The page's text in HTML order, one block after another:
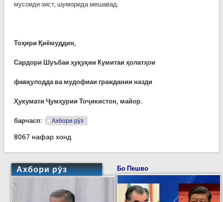
мусоиди зист, шуморида мешавад.
Тоҳири Қиёмуддин,
Сардори Шуъбаи ҳуқуқии Кумитаи ҳолатҳои
фавқулодда ва мудофиаи граждании назди
Ҳукумати Ҷумҳурии Тоҷикистон, майор.
барчасп: Ахбори рӯз
8067 нафар хонд
Ахбори рӯз Бо Пешво